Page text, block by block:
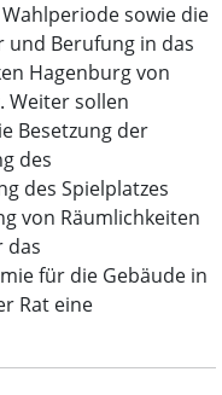
sowie die
und Berufung in das
Hagenburg von
Weiter sollen
Besetzung der
des
des Spielplatzes
von Räumlichkeiten
das
für die Gebäude in
Rat eine